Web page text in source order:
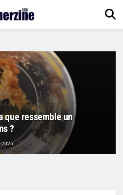
que ressemble un
?
2025